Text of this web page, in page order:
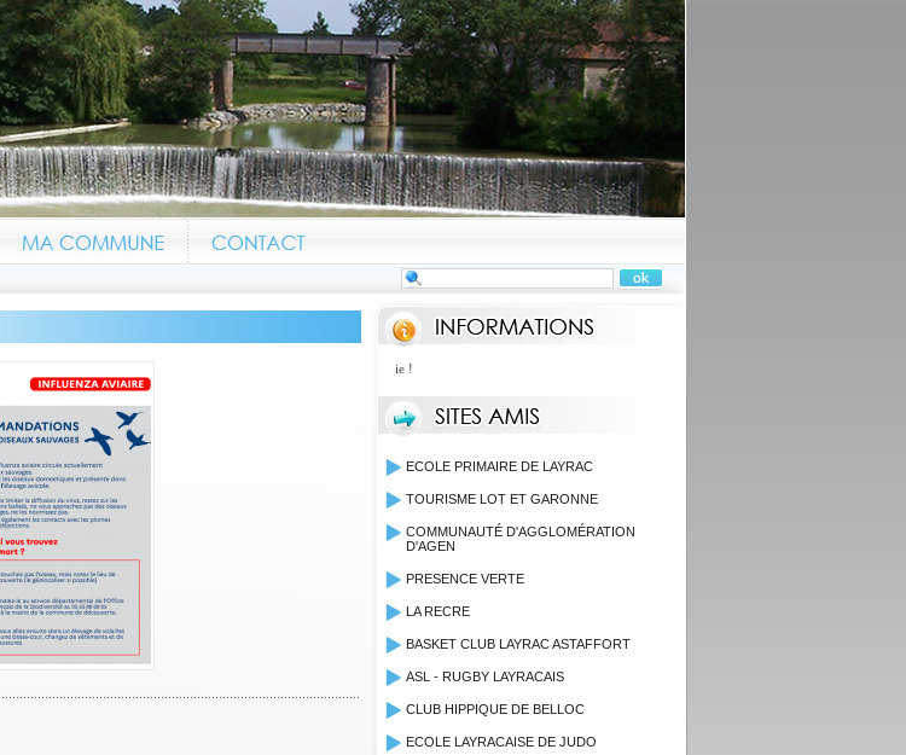
ECOLE PRIMAIRE DE LAYRAC
TOURISME LOT ET GARONNE
COMMUNAUTÉ D'AGGLOMÉRATION
D'AGEN
PRESENCE VERTE
LA RECRE
BASKET CLUB LAYRAC ASTAFFORT
ASL - RUGBY LAYRACAIS
CLUB HIPPIQUE DE BELLOC
ECOLE LAYRACAISE DE JUDO